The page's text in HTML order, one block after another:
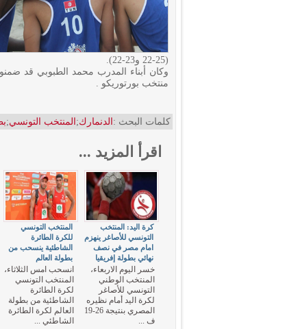
(25-22 و23-22).
وكان أبناء المدرب محمد الطبوبي قد
منتخب بورتوريكو .
كلمات البحث : الدنمارك; المنتخب التونسي;
اقرأ المزيد ...
المنتخب التونسي
للكرة الطائرة
الشاطئية ينسحب من
بطولة العالم
انسحب امس الثلاثاء،
المنتخب التونسي
لكرة الطائرة
الشاطئية من بطولة
العالم لكرة الطائرة
الشاطئي ...
كرة اليد: المنتخب
التونسي للأصاغر ينهزم
امام مصر في نصف
نهائي بطولة إفريقيا
خسر اليوم الاربعاء،
المنتخب الوطني
التونسي للأصاغر
لكرة اليد أمام نظيره
المصري بنتيجة 26-19
ف ...